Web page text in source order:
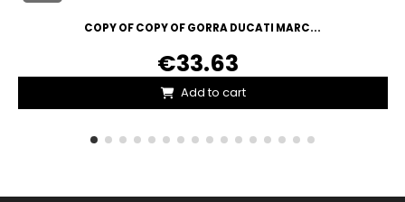
COPY OF COPY OF GORRA DUCATI MARC...
€33.63
Add to cart